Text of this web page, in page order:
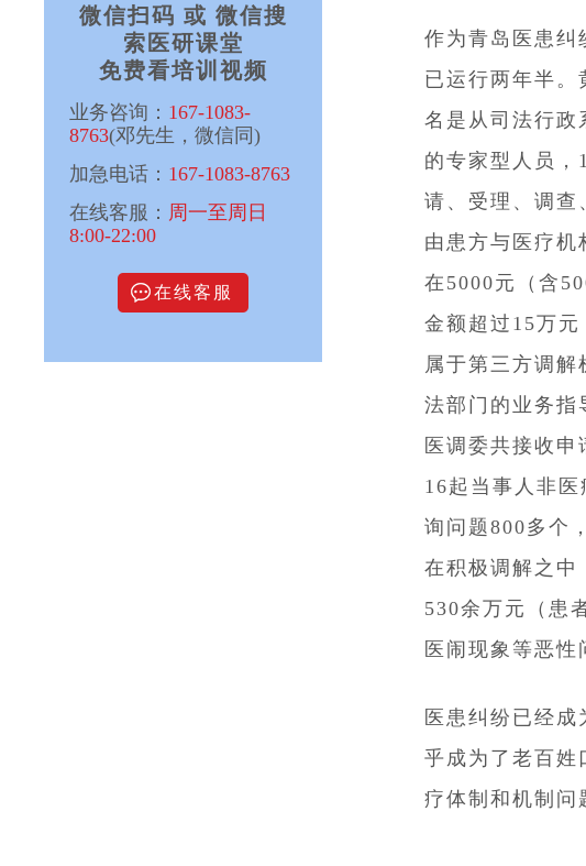
微信扫码 或 微信搜
索医研课堂
免费看培训视频
业务咨询： 167-1083-
8763(邓先生，微信同)
加急电话： 167-1083-8763
在线客服： 周一至周日
8:00-22:00
在线客服
作为青岛医患纠
已运行两年半
名是从司法行政
的专家型人员，
请、受理、调查
由患方与医疗机
在5000元（含
金额超过15万
属于第三方调解
法部门的业务指
医调委共接收
16起当事人非
询问题800多个
在积极调解之中
530余万元（患
医闹现象等恶性
医患纠纷已经
乎成为了老百姓
疗体制和机制问